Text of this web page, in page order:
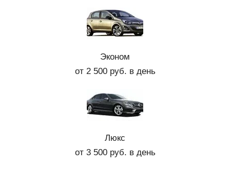
Эконом
от 2 500 руб. в день
Люкс
от 3 500 руб. в день